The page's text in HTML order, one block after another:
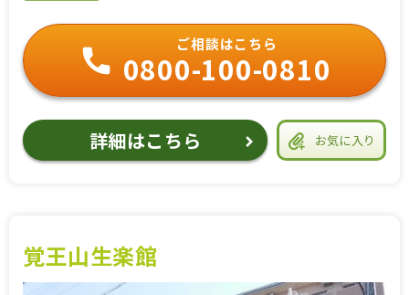
お気に入り
ご相談はこちら
0800-100-0810
詳細はこちら
覚王山生楽館